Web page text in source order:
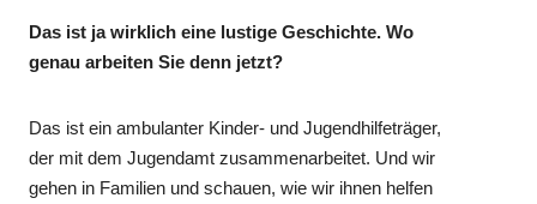
Das ist ja wirklich eine lustige Geschichte. Wo
genau arbeiten Sie denn jetzt?
Das ist ein ambulanter Kinder- und Jugendhilfeträger,
der mit dem Jugendamt zusammenarbeitet. Und wir
gehen in Familien und schauen, wie wir ihnen helfen